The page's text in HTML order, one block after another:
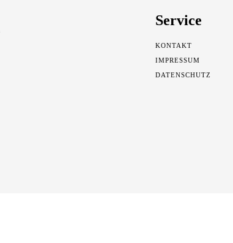
Service
KONTAKT
IMPRESSUM
DATENSCHUTZ